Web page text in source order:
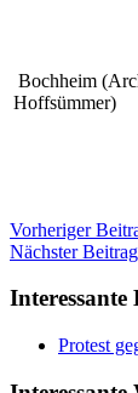
Bochheim
Hoffsümmer)
Vorheriger
Nächster
Interessante
Protest